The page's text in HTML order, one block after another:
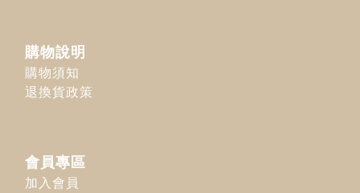
購物說明
購物須知
退換貨政策
會員專區
加入會員